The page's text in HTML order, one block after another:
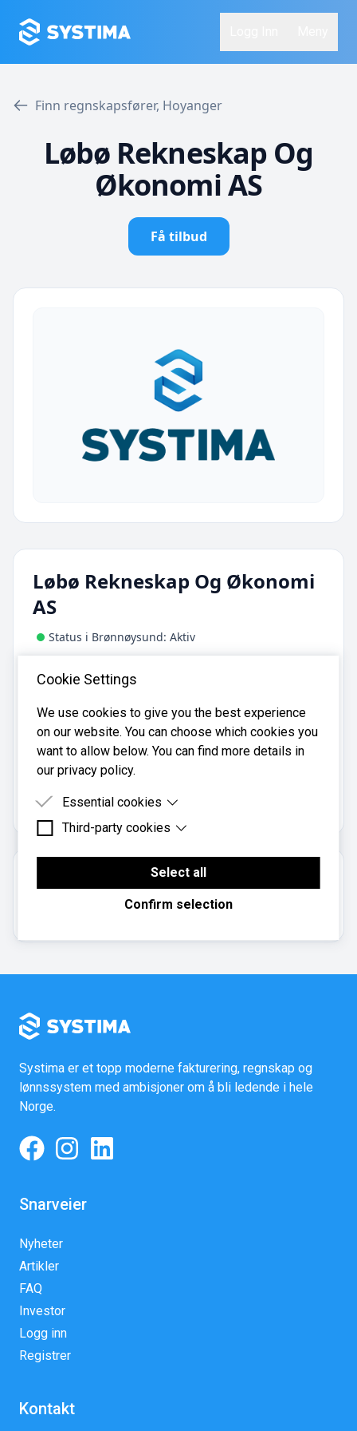
Finn regnskapsfører, Hoyanger
Løbø Rekneskap Og
Økonomi AS
Få tilbud
Løbø Rekneskap Og Økonomi
AS
Status i Brønnøysund: Aktiv
, 6996 Vadheim
Antall ansatte:
Løbø Rekneskap Og Økonomi AS er registrert i
967108642.
Om regnskapsbyrået
Cookie Settings
We use cookies to give you the best experience
on our website. You can choose which cookies you
want to allow below. You can find more details in
our privacy policy.
Essential cookies
Essential cookies are cookies that are needed for
Third-party cookies
Third-party cookies are cookies set by third-party
software to enable features such as Google
Maps.
Select all
Confirm selection
Systima er et topp moderne fakturering, regnskap og
lønnssystem med ambisjoner om å bli ledende i hele
Norge.
Snarveier
Nyheter
Artikler
FAQ
Investor
Logg inn
Registrer
Kontakt